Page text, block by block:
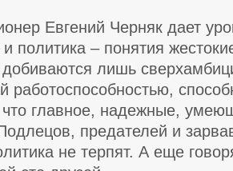
Евгений Черняк дает
политика – понятия
добиваются лишь
работоспособностью,
главное, надежные,
предателей и
не терпят. А еще